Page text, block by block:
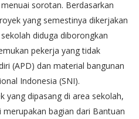
sorotan. Berdasarkan
yang semestinya dikerjakan
diduga diborongkan
pekerja yang tidak
(APD) dan material bangunan
Indonesia (SNI).
yang dipasang di area sekolah,
bagian dari Bantuan